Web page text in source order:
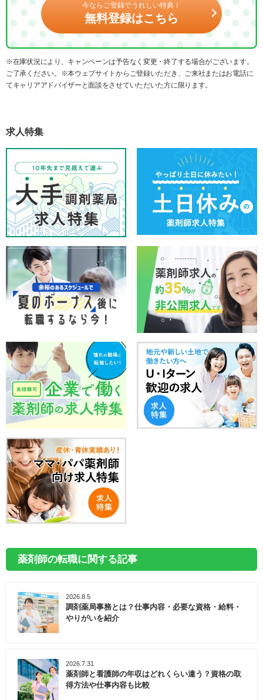
今ならご登録でうれしい特典！
無料登録はこちら
※在庫状況により、キャンペーンは予告なく変更・終了する場合がございます。
ご了承ください。※本ウェブサイトからご登録いただき、ご来社またはお電話に
てキャリアアドバイザーと面談をさせていただいた方に限ります。
求人特集
薬剤師の転職に関する記事
2026.8.5
調剤薬局事務とは？仕事内容・必要な資格・給料・
やりがいを紹介
2026.7.31
薬剤師と看護師の年収はどれくらい違う？資格の取
得方法や仕事内容も比較